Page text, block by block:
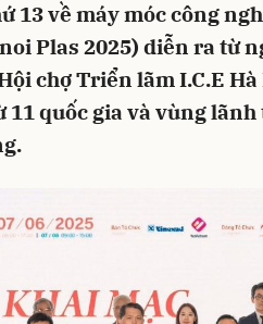
13 về máy móc công
Plas 2025) diễn ra từ
chợ Triển lãm I.C.E
quốc gia và vùng